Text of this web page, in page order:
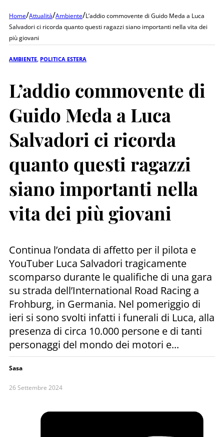
Home/Attualità/Ambiente/L’addio commovente di Guido Meda a Luca
Salvadori ci ricorda quanto questi ragazzi siano importanti nella vita dei
più giovani
AMBIENTE POLITICA ESTERA
L’addio commovente di
Guido Meda a Luca
Salvadori ci ricorda
quanto questi ragazzi
siano importanti nella
vita dei più giovani
Continua l’ondata di affetto per il pilota e
YouTuber Luca Salvadori tragicamente
scomparso durante le qualifiche di una gara
su strada dell’International Road Racing a
Frohburg, in Germania. Nel pomeriggio di
ieri si sono svolti infatti i funerali di Luca, alla
presenza di circa 10.000 persone e di tanti
personaggi del mondo dei motori e...
Sasa
26 Settembre 2024